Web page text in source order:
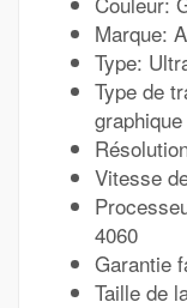
Marque:
Type:
Type de
Vitesse
4060
Garantie
Taille de